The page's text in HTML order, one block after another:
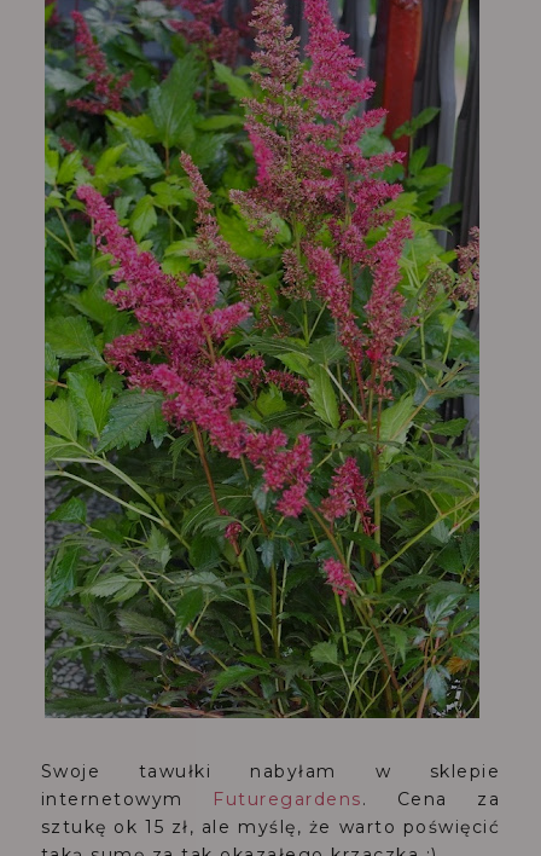
Swoje tawułki nabyłam w sklepie
internetowym Futuregardens. Cena za
sztukę ok 15 zł, ale myślę, że warto poświęcić